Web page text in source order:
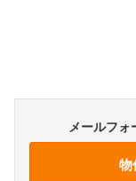
メールフォ